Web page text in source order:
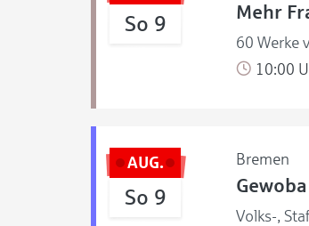
So 9
Mehr
60 Werke
10:00
AUG.
So 9
Bremen
Volks-,